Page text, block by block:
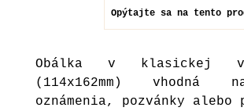
Opýtajte sa na tento
Obálka v klasickej
(114x162mm) vhodná
oznámenia, pozvánky alebo